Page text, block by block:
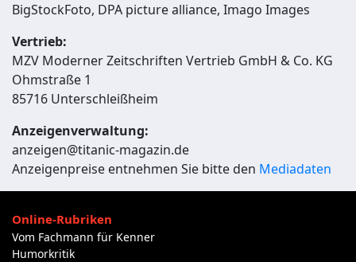
BigStockFoto, DPA picture alliance, Imago Images
Vertrieb:
MZV Moderner Zeitschriften Vertrieb GmbH & Co. KG
Ohmstraße 1
85716 Unterschleißheim
Anzeigenverwaltung:
anzeigen@titanic-magazin.de
Anzeigenpreise entnehmen Sie bitte den Mediadaten
Online-Rubriken
Vom Fachmann für Kenner
Humorkritik